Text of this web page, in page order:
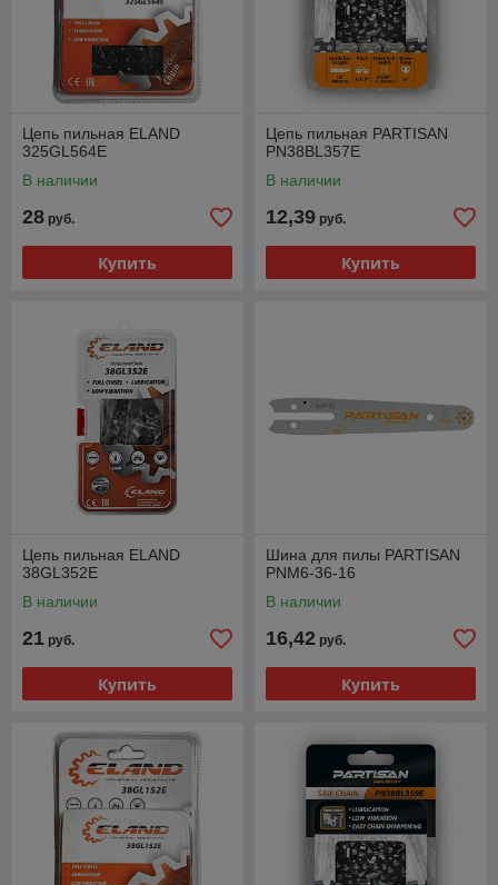
Цепь пильная ELAND
325GL564E
В наличии
28 руб.
Купить
Цепь пильная PARTISAN
PN38BL357E
В наличии
12,39 руб.
Купить
Цепь пильная ELAND
38GL352E
В наличии
21 руб.
Купить
Шина для пилы PARTISAN
PNM6-36-16
В наличии
16,42 руб.
Купить